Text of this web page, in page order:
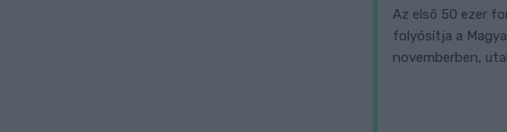
Az első 50 ezer
folyósítja a
novemberben,